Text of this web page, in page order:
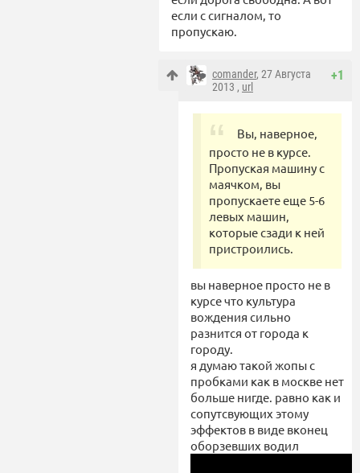
если с сигналом, то
пропускаю.
+1
comander, 27 Августа
2013 , url
Вы, наверное,
просто не в курсе.
Пропуская машину с
маячком, вы
пропускаете еще 5-6
левых машин,
которые сзади к ней
пристроились.
вы наверное просто не в
курсе что культура
вождения сильно
разнится от города к
городу.
я думаю такой жопы с
пробками как в москве нет
больше нигде. равно как и
сопутсвующих этому
эффектов в виде вконец
оборзевших водил